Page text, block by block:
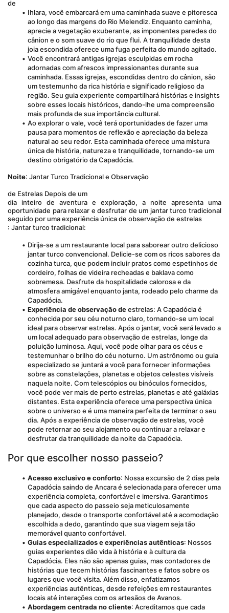
de
Ihlara, você embarcará em uma caminhada suave e pitoresca
ao longo das margens do Rio Melendiz. Enquanto caminha,
aprecie a vegetação exuberante, as imponentes paredes do
cânion e o som suave do rio que flui. A tranquilidade desta
joia escondida oferece uma fuga perfeita do mundo agitado.
Você encontrará antigas igrejas esculpidas em rocha
adornadas com afrescos impressionantes durante sua
caminhada. Essas igrejas, escondidas dentro do cânion, são
um testemunho da rica história e significado religioso da
região. Seu guia experiente compartilhará histórias e insights
sobre esses locais históricos, dando-lhe uma compreensão
mais profunda de sua importância cultural.
Ao explorar o vale, você terá oportunidades de fazer uma
pausa para momentos de reflexão e apreciação da beleza
natural ao seu redor. Esta caminhada oferece uma mistura
única de história, natureza e tranquilidade, tornando-se um
destino obrigatório da Capadócia.
Noite: Jantar Turco Tradicional e Observação
de Estrelas Depois de um
dia inteiro de aventura e exploração, a noite apresenta uma
oportunidade para relaxar e desfrutar de um jantar turco tradicional
seguido por uma experiência única de observação de estrelas
: Jantar turco tradicional:
Dirija-se a um restaurante local para saborear outro delicioso
jantar turco convencional. Delicie-se com os ricos sabores da
cozinha turca, que podem incluir pratos como espetinhos de
cordeiro, folhas de videira recheadas e baklava como
sobremesa. Desfrute da hospitalidade calorosa e da
atmosfera amigável enquanto janta, rodeado pelo charme da
Capadócia.
Experiência de observação de estrelas: A Capadócia é
conhecida por seu céu noturno claro, tornando-se um local
ideal para observar estrelas. Após o jantar, você será levado a
um local adequado para observação de estrelas, longe da
poluição luminosa. Aqui, você pode olhar para os céus e
testemunhar o brilho do céu noturno. Um astrônomo ou guia
especializado se juntará a você para fornecer informações
sobre as constelações, planetas e objetos celestes visíveis
naquela noite. Com telescópios ou binóculos fornecidos,
você pode ver mais de perto estrelas, planetas e até galáxias
distantes. Esta experiência oferece uma perspectiva única
sobre o universo e é uma maneira perfeita de terminar o seu
dia. Após a experiência de observação de estrelas, você
pode retornar ao seu alojamento ou continuar a relaxar e
desfrutar da tranquilidade da noite da Capadócia.
Por que escolher nosso passeio?
Acesso exclusivo e conforto: Nossa excursão de 2 dias pela
Capadócia saindo de Ancara é selecionada para oferecer uma
experiência completa, confortável e imersiva. Garantimos
que cada aspecto do passeio seja meticulosamente
planejado, desde o transporte confortável até a acomodação
escolhida a dedo, garantindo que sua viagem seja tão
memorável quanto confortável.
Guias especializados e experiências autênticas: Nossos
guias experientes dão vida à história e à cultura da
Capadócia. Eles não são apenas guias, mas contadores de
histórias que tecem histórias fascinantes e fatos sobre os
lugares que você visita. Além disso, enfatizamos
experiências autênticas, desde refeições em restaurantes
locais até interações com os artesãos de Avanos.
Abordagem centrada no cliente: Acreditamos que cada